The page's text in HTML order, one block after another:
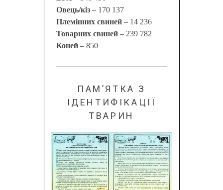
Овець/кіз– 170 137
Племінних свиней– 14 236
Товарних свиней– 239 782
Коней– 850
ПАМ’ЯТКА З
ІДЕНТИФІКАЦІЇ
ТВАРИН